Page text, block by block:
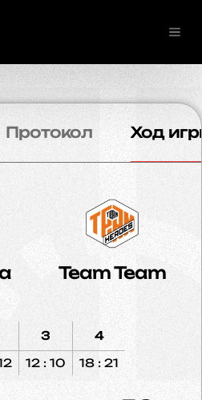
Протокол Ход
Team Team
3
12 : 10
4
18 : 21